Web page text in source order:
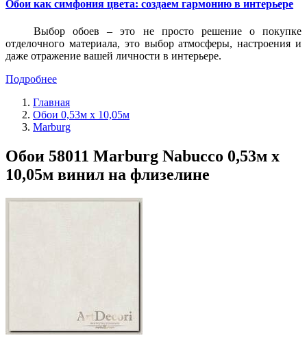
Обои как симфония цвета: создаем гармонию в интерьере
Выбор обоев – это не просто решение о покупке
отделочного материала, это выбор атмосферы, настроения и
даже отражение вашей личности в интерьере.
Подробнее
Главная
Обои 0,53м x 10,05м
Marburg
Обои 58011 Marburg Nabucco 0,53м x
10,05м винил на флизелине